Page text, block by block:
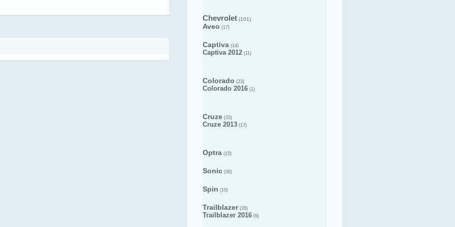
Chevrolet (101)
Aveo (17)
Captiva (14)
Captiva 2012 (11)
Colorado (23)
Colorado 2016 (1)
Cruze (33)
Cruze 2013 (17)
Optra (15)
Sonic (36)
Spin (10)
Trailblazer(26)
Trailblazer 2016 (9)